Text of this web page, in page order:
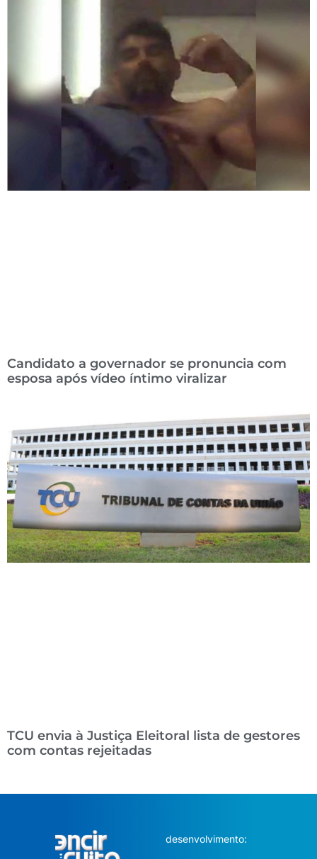
Candidato a governador se pronuncia com
esposa após vídeo íntimo viralizar
TCU envia à Justiça Eleitoral lista de gestores
com contas rejeitadas
desenvolvimento: